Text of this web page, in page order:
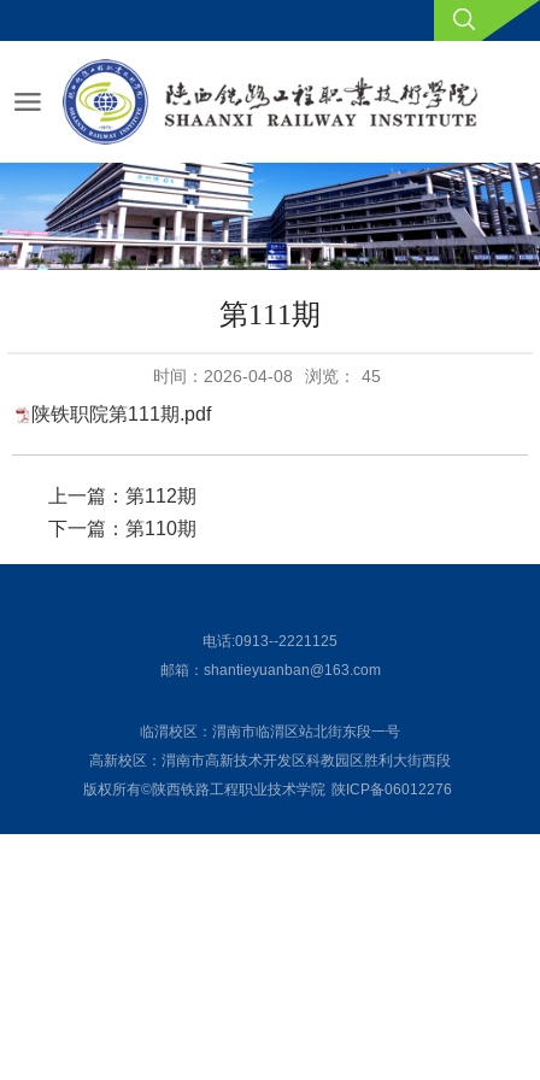
第111期
时间：2026-04-08 浏览： 45
陕铁职院第111期.pdf
上一篇： 第112期
下一篇： 第110期
电话:0913--2221125
邮箱：shantieyuanban@163.com
临渭校区：渭南市临渭区站北街东段一号
高新校区：渭南市高新技术开发区科教园区胜利大街西段
版权所有©陕西铁路工程职业技术学院 陕ICP备06012276